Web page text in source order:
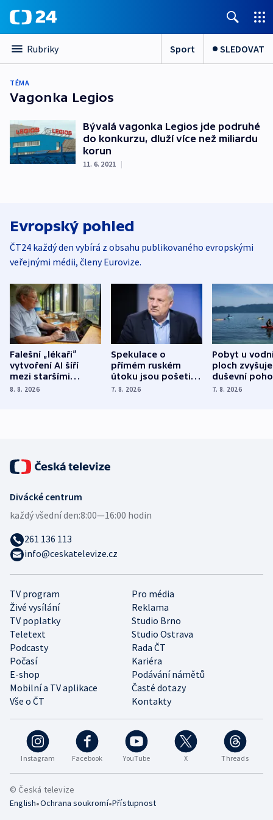
Rubriky Sport SLEDOVAT
TÉMA
Vagonka Legios
Bývalá vagonka Legios jde podruhé
do konkurzu, dluží více než miliardu
korun
11. 6. 2021 |
Evropský pohled
ČT24 každý den vybírá z obsahu publikovaného evropskými
veřejnými médii, členy Eurovize.
Falešní „lékaři“
vytvoření AI šíří
mezi staršími
Poláky nebezpečné
8. 8. 2026
Spekulace o
přímém ruském
útoku jsou pošetilé,
míní estonský
7. 8. 2026
Pobyt u
ploch zvyšuje
duševní
ukázala
7. 8. 2026
Instagram Facebook YouTube X Threads
TV program
Pro média
Živé vysílání
Reklama
TV poplatky
Studio Brno
Teletext
Studio Ostrava
Podcasty
Rada ČT
Počasí
Kariéra
E-shop
Podávání námětů
Mobilní a TV aplikace
Časté dotazy
Vše o ČT
Kontakty
Divácké centrum
každý všední den:8:00—16:00 hodin
261 136 113
info@ceskatelevize.cz
© Česká televize
English•Ochrana soukromí•Přístupnost